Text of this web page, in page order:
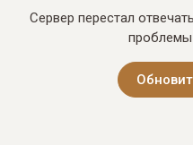
Сервер перестал